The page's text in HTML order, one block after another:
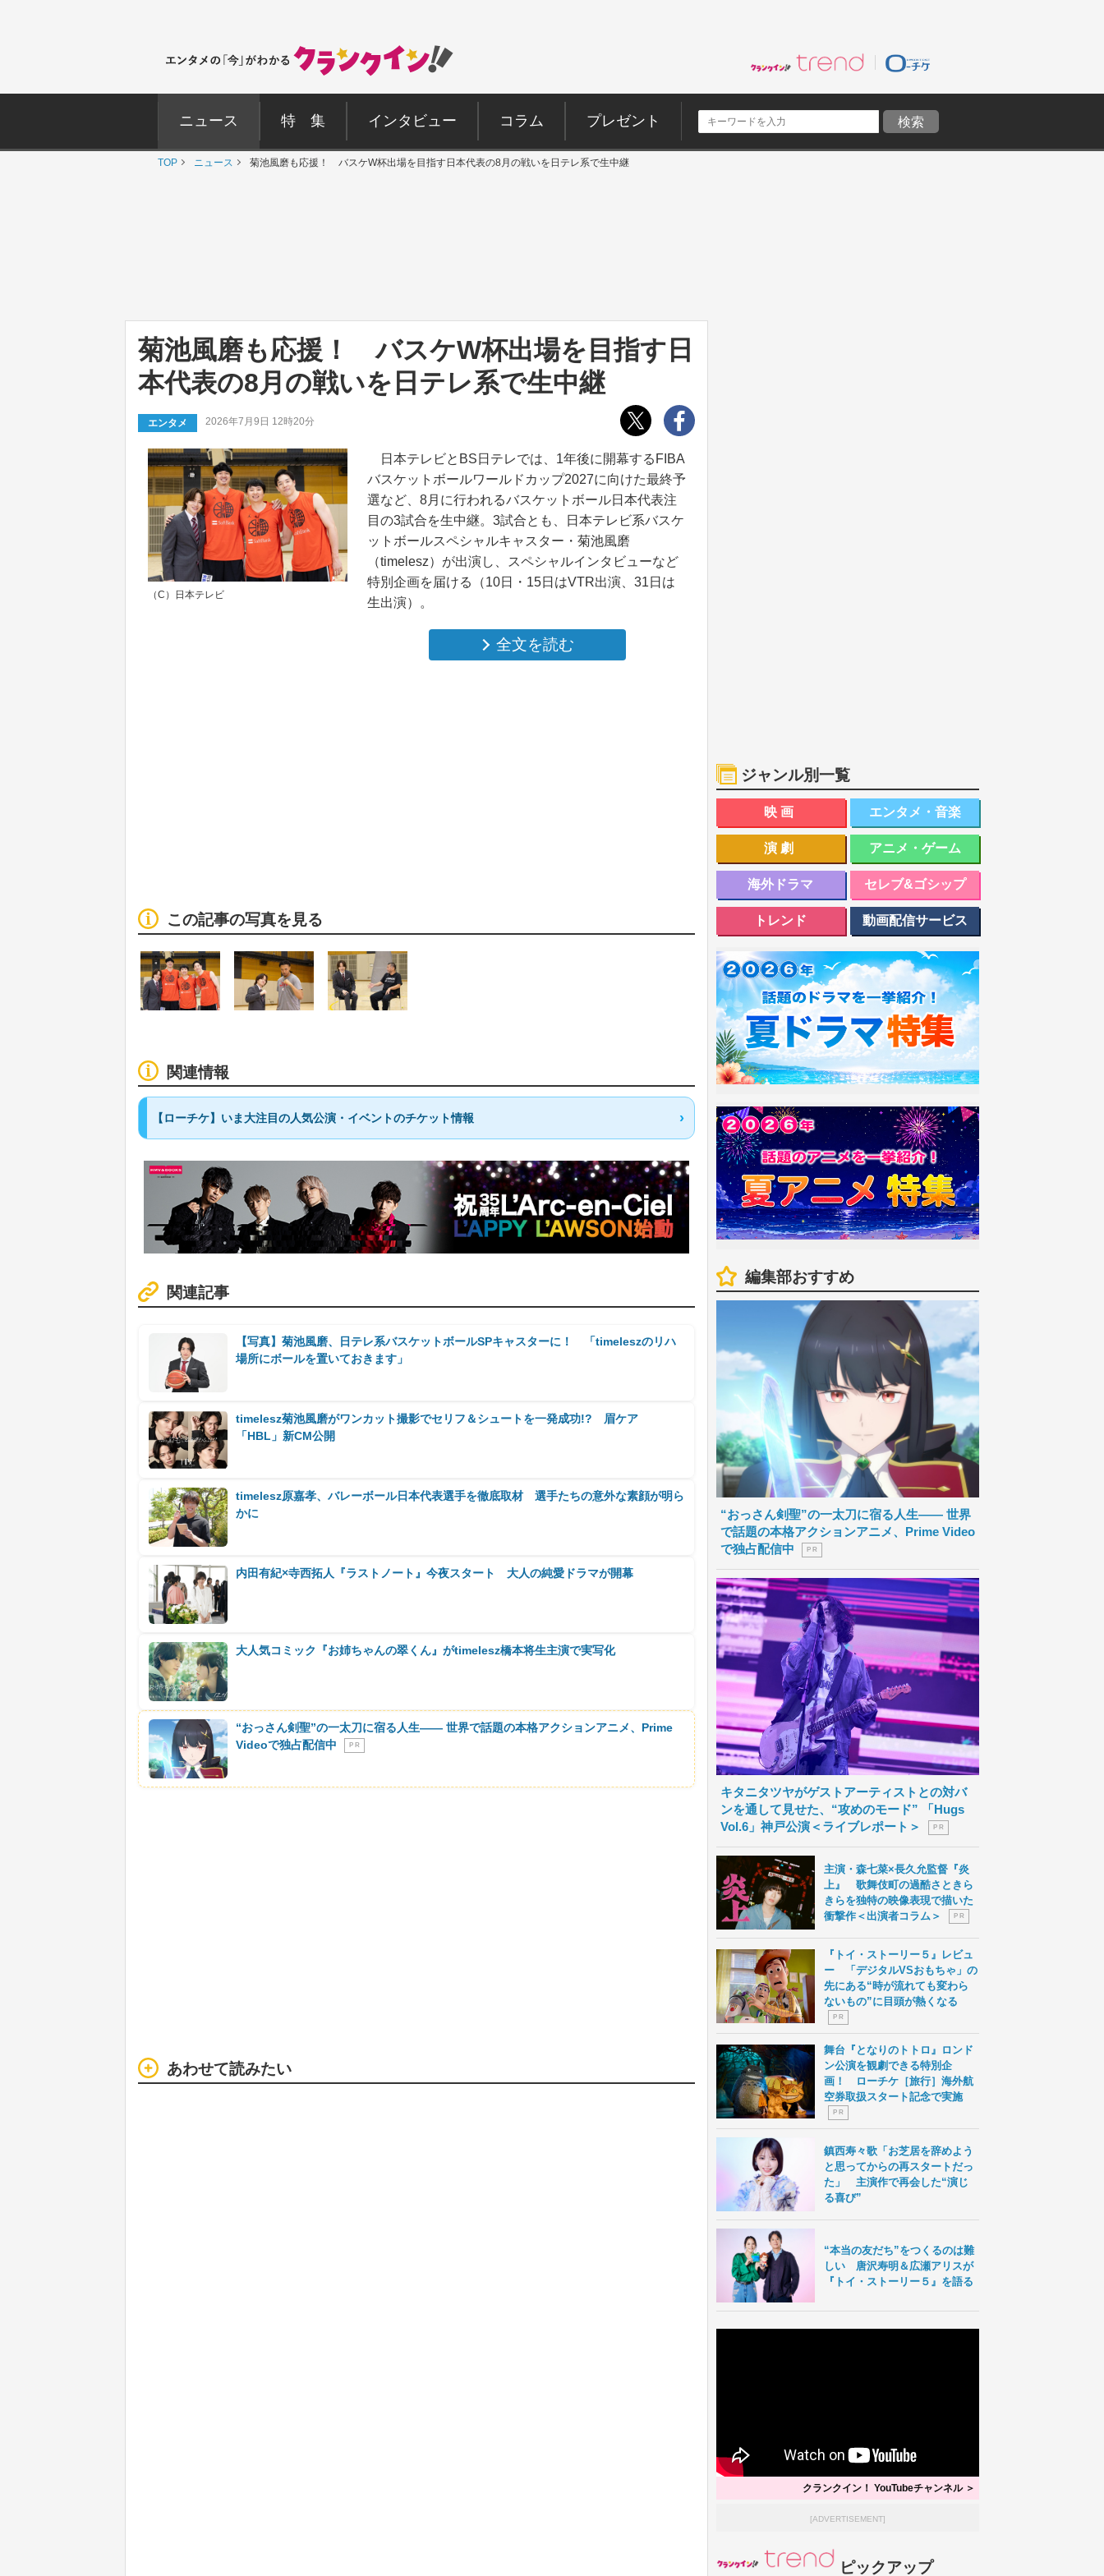
ニュース 特 集 インタビュー コラム プレゼント
TOP ニュース 菊池風磨も応援！ バスケW杯出場を目指す日本代表の8月の戦いを日テレ系で生中継
菊池風磨も応援！ バスケW杯出場を目指す日
本代表の8月の戦いを日テレ系で生中継
エンタメ 2026年7月9日 12時20分
日本テレビとBS日テレでは、1年後に開幕するFIBA
バスケットボールワールドカップ2027に向けた最終予
選など、8月に行われるバスケットボール日本代表注
目の3試合を生中継。3試合とも、日本テレビ系バスケ
ットボールスペシャルキャスター・菊池風磨
（timelesz）が出演し、スペシャルインタビューなど
特別企画を届ける（10日・15日はVTR出演、31日は
生出演）。
全文を読む
（C）日本テレビ
この記事の写真を見る
関連情報
【ローチケ】いま大注目の人気公演・イベントのチケット情報
関連記事
【写真】菊池風磨、日テレ系バスケットボールSPキャスターに！ 「timeleszのリハ
場所にボールを置いておきます」
timelesz菊池風磨がワンカット撮影でセリフ＆シュートを一発成功!? 眉ケア
「HBL」新CM公開
timelesz原嘉孝、バレーボール日本代表選手を徹底取材 選手たちの意外な素顔が明ら
かに
内田有紀×寺西拓人『ラストノート』今夜スタート 大人の純愛ドラマが開幕
大人気コミック『お姉ちゃんの翠くん』がtimelesz橋本将生主演で実写化
“おっさん剣聖”の一太刀に宿る人生―― 世界で話題の本格アクションアニメ、Prime
Videoで独占配信中
P R
あわせて読みたい
ジャンル別一覧
映画 エンタメ・音楽
演劇 アニメ・ゲーム
海外ドラマ セレブ&ゴシップ
トレンド 動画配信サービス
編集部おすすめ
“おっさん剣聖”の一太刀に宿る人生―― 世界
で話題の本格アクションアニメ、Prime Video
で独占配信中
P R
キタニタツヤがゲストアーティストとの対バ
ンを通して見せた、“攻めのモード” 「Hugs
Vol.6」神戸公演＜ライブレポート＞
P R
主演・森七菜×長久允監督『炎
上』 歌舞伎町の過酷さときら
きらを独特の映像表現で描いた
衝撃作＜出演者コラム＞
P R
『トイ・ストーリー５』レビュ
ー 「デジタルVSおもちゃ」の
先にある“時が流れても変わら
ないもの”に目頭が熱くなる
P R
舞台『となりのトトロ』ロンド
ン公演を観劇できる特別企
画！ ローチケ［旅行］海外航
空券取扱スタート記念で実施
P R
鎮西寿々歌「お芝居を辞めよう
と思ってからの再スタートだっ
た」 主演作で再会した“演じ
る喜び”
“本当の友だち”をつくるのは難
しい 唐沢寿明＆広瀬アリスが
『トイ・ストーリー５』を語る
クランクイン！ YouTubeチャンネル ＞
[ADVERTISEMENT]
ピックアップ